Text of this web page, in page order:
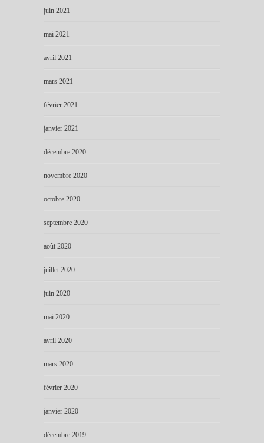
juin 2021
mai 2021
avril 2021
mars 2021
février 2021
janvier 2021
décembre 2020
novembre 2020
octobre 2020
septembre 2020
août 2020
juillet 2020
juin 2020
mai 2020
avril 2020
mars 2020
février 2020
janvier 2020
décembre 2019